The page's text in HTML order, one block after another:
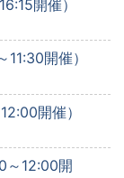
開催）
開催）
開催）
～12:00開